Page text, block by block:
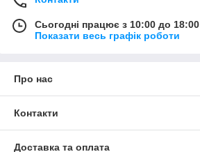
Сьогодні працює з 10:00 до 18:00
Показати весь графік роботи
Про нас
Контакти
Доставка та оплата